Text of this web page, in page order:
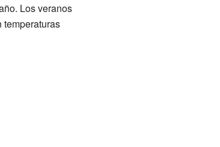
Los veranos
temperaturas